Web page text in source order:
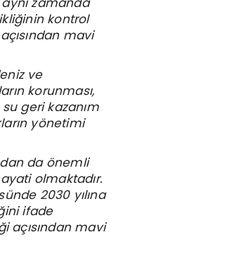
kontrol
mavi
ve
korunması,
geri kazanım
yönetimi
da önemli
olmaktadır.
2030 yılına
ifade
açısından mavi